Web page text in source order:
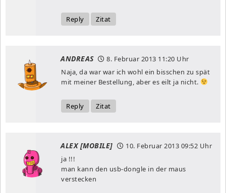
Reply Zitat
ANDREAS 8. Februar 2013 11:20 Uhr
Naja, da war war ich wohl ein bisschen zu spät
mit meiner Bestellung, aber es eilt ja nicht.
Reply Zitat
ALEX [MOBILE] 10. Februar 2013 09:52 Uhr
ja !!!
man kann den usb-dongle in der maus
verstecken